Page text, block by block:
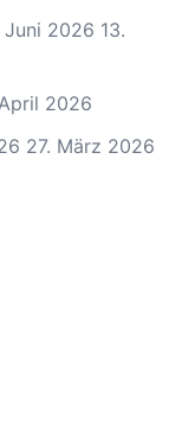
Juni 2026 13.
2026
27. März 2026